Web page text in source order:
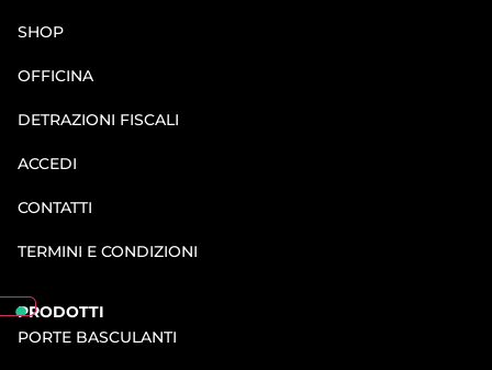
SHOP
OFFICINA
DETRAZIONI FISCALI
ACCEDI
CONTATTI
TERMINI E CONDIZIONI
PRODOTTI
PORTE BASCULANTI